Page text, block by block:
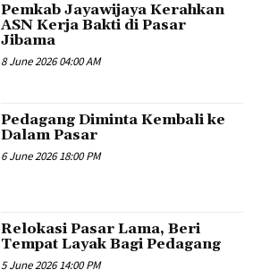
Pemkab Jayawijaya Kerahkan
ASN Kerja Bakti di Pasar
Jibama
8 June 2026 04:00 AM
Pedagang Diminta Kembali ke
Dalam Pasar
6 June 2026 18:00 PM
Relokasi Pasar Lama, Beri
Tempat Layak Bagi Pedagang
5 June 2026 14:00 PM